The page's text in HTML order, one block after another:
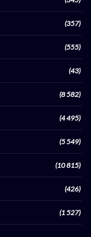
(357)
(555)
(43)
(8 582)
(4 495)
(5 549)
(10 815)
(426)
(1 527)